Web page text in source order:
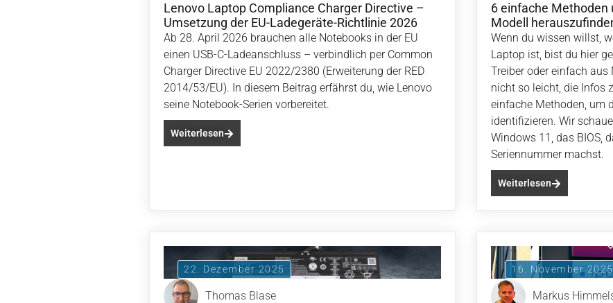
Lenovo Laptop Compliance Charger Directive –
Umsetzung der EU-Ladegeräte-Richtlinie 2026
Ab 28. April 2026 brauchen alle Notebooks in der EU
einen USB-C-Ladeanschluss – verbindlich per Common
Charger Directive EU 2022/2380 (Erweiterung der RED
2014/53/EU). In diesem Beitrag erfährst du, wie Lenovo
seine Notebook-Serien vorbereitet.
Weiterlesen
6 einfache Methoden
Modell
Wenn du wissen willst,
Laptop ist, bist du hier
Treiber oder einfach
nicht so leicht, die Infos
einfache Methoden, um
identifizieren. Wir
Windows 11, das BIOS,
Seriennummer machst.
Weiterlesen
22. Dezember 2025
Thomas Blase
16. November 2025
Markus